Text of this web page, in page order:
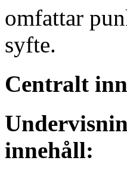
omfattar
syfte.
Centralt
innehåll: